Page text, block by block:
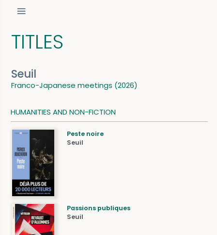
TITLES
Seuil
Franco-Japanese meetings (2026)
HUMANITIES AND NON-FICTION
Peste noire
Seuil
Passions publiques
Seuil